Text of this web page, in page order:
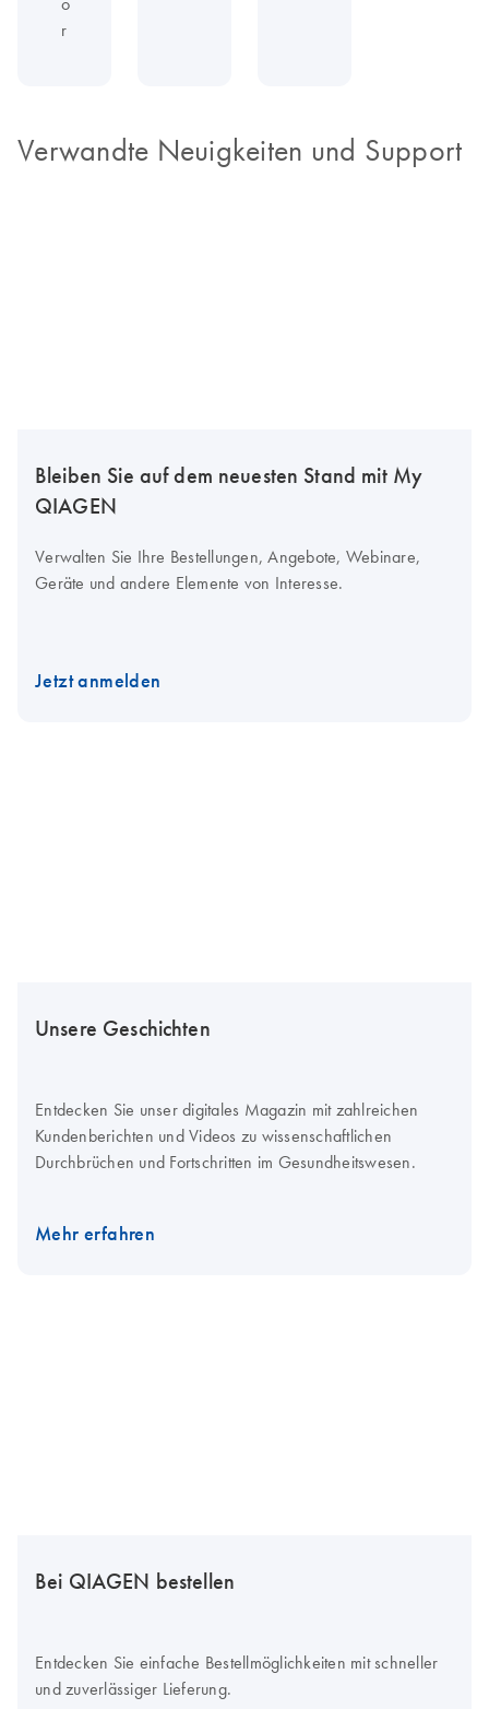
r
Verwandte Neuigkeiten und Support
Bleiben Sie auf dem neuesten Stand mit My
QIAGEN
Verwalten Sie Ihre Bestellungen, Angebote, Webinare,
Geräte und andere Elemente von Interesse.
Jetzt anmelden
Unsere Geschichten
Entdecken Sie unser digitales Magazin mit zahlreichen
Kundenberichten und Videos zu wissenschaftlichen
Durchbrüchen und Fortschritten im Gesundheitswesen.
Mehr erfahren
Bei QIAGEN bestellen
Entdecken Sie einfache Bestellmöglichkeiten mit schneller
und zuverlässiger Lieferung.